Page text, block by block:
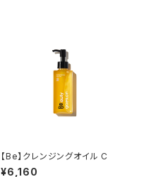
【Be】クレンジングオイル C
¥6,160